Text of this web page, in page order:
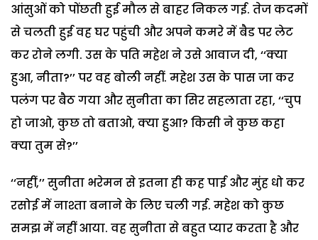
आंसुओं को पोंछती हुई मौल से बाहर निकल गई. तेज कदमों
से चलती हुई वह घर पहुंची और अपने कमरे में बैड पर लेट
कर रोने लगी. उस के पति महेश ने उसे आवाज दी, ‘‘क्या
हुआ, नीता?’’ पर वह बोली नहीं. महेश उस के पास जा कर
पलंग पर बैठ गया और सुनीता का सिर सहलाता रहा, ‘‘चुप
हो जाओ, कुछ तो बताओ, क्या हुआ? किसी ने कुछ कहा
क्या तुम से?’’
‘‘नहीं,’’ सुनीता भरेमन से इतना ही कह पाई और मुंह धो कर
रसोई में नाश्ता बनाने के लिए चली गई. महेश को कुछ
समझ में नहीं आया. वह सुनीता से बहुत प्यार करता है और